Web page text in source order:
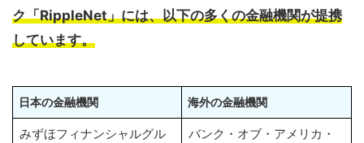
ク「RippleNet」には、以下の多くの金融機関が提携
しています。
日本の金融機関 海外の金融機関
みずほフィナンシャルグル
バンク・オブ・アメリカ・